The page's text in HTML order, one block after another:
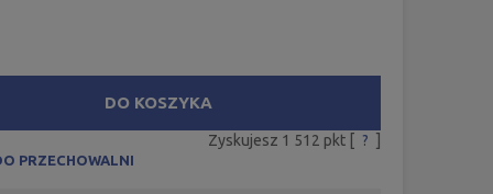
DO KOSZYKA
Zyskujesz 1 512 pkt [ ?
PRZECHOWALNI